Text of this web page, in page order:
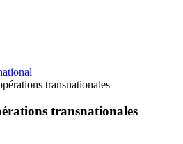
transnationales
transnationales